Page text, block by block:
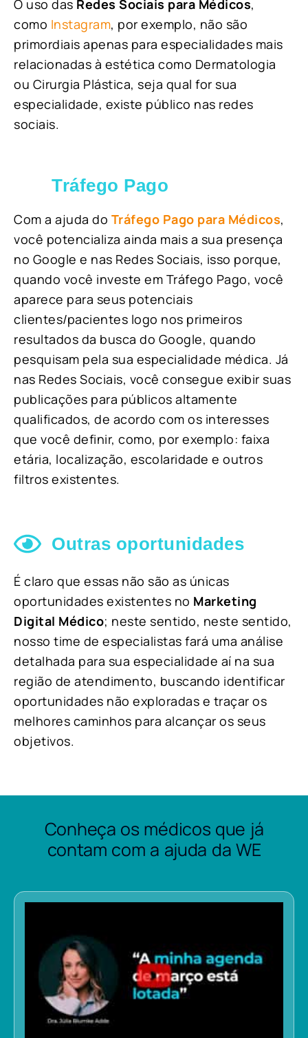
O uso das Redes Sociais para Médicos,
como Instagram, por exemplo, não são
primordiais apenas para especialidades mais
relacionadas à estética como Dermatologia
ou Cirurgia Plástica, seja qual for sua
especialidade, existe público nas redes
sociais.
Tráfego Pago
Com a ajuda do Tráfego Pago para Médicos,
você potencializa ainda mais a sua presença
no Google e nas Redes Sociais, isso porque,
quando você investe em Tráfego Pago, você
aparece para seus potenciais
clientes/pacientes logo nos primeiros
resultados da busca do Google, quando
pesquisam pela sua especialidade médica. Já
nas Redes Sociais, você consegue exibir suas
publicações para públicos altamente
qualificados, de acordo com os interesses
que você definir, como, por exemplo: faixa
etária, localização, escolaridade e outros
filtros existentes.
Outras oportunidades
É claro que essas não são as únicas
oportunidades existentes no Marketing
Digital Médico; neste sentido, neste sentido,
nosso time de especialistas fará uma análise
detalhada para sua especialidade aí na sua
região de atendimento, buscando identificar
oportunidades não exploradas e traçar os
melhores caminhos para alcançar os seus
objetivos.
Conheça os médicos que já
contam com a ajuda da WE